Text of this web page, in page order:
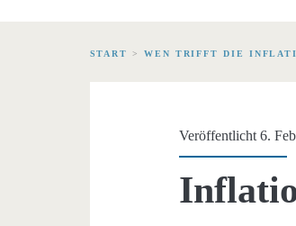
START > WEN TRIFFT DIE
Veröffentlicht 6.